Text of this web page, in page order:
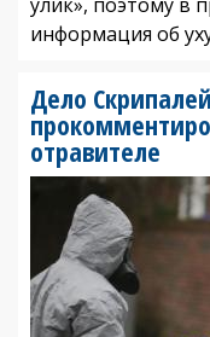
информация об
Дело
отравителе